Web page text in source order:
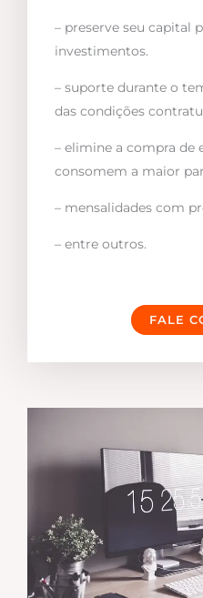
– preserve seu capital
investimentos.
– suporte durante o
das condições
– elimine a compra de
consomem a maior
– mensalidades com
– entre outros.
FALE